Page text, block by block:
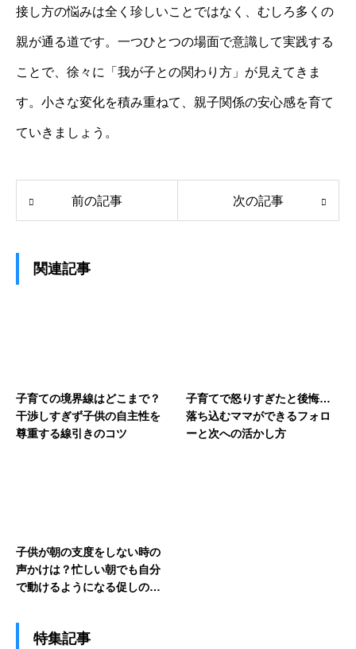
接し方の悩みは全く珍しいことではなく、むしろ多くの
親が通る道です。一つひとつの場面で意識して実践する
ことで、徐々に「我が子との関わり方」が見えてきま
す。小さな変化を積み重ねて、親子関係の安心感を育て
ていきましょう。
前の記事 次の記事
関連記事
子育ての境界線はどこまで？
干渉しすぎず子供の自主性を
尊重する線引きのコツ
子育てで怒りすぎたと後悔…
落ち込むママができるフォロ
ーと次への活かし方
子供が朝の支度をしない時の
声かけは？忙しい朝でも自分
で動けるようになる促しのコ
特集記事